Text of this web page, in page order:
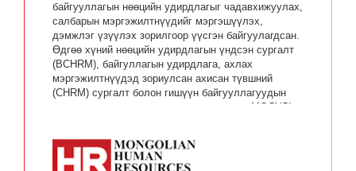
байгууллагын нөөцийн удирдлагыг чадавхижуулах,
салбарын мэргэжилтнүүдийг мэргэшүүлэх,
дэмжлэг үзүүлэх зорилгоор үүсгэн байгуулагдсан.
Өдгөө хүний нөөцийн удирдлагын үндсэн сургалт
(BCHRM), байгуллагын удирдлага, ахлах
мэргэжилтнүүдэд зориулсан ахисан түвшний
(CHRM) сургалт болон гишүүн байгууллагуудын
захиалга дээр үндэслэн боловсруулсан МОДУЛЬ –
байна.